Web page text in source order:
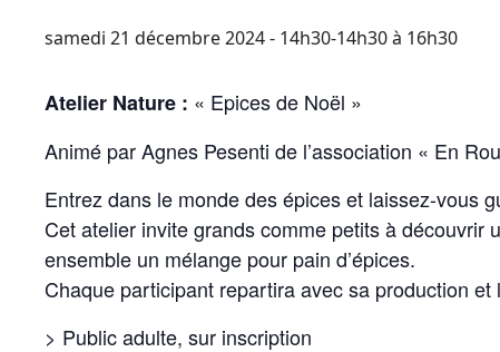
samedi 21 décembre 2024 - 14h30-14h30à 16h30
Atelier Nature : « Epices de Noël »
Animé par Agnes Pesenti de l’association « En
Entrez dans le monde des épices et laissez-vous
Cet atelier invite grands comme petits à découvrir
ensemble un mélange pour pain d’épices.
Chaque participant repartira avec sa production et
> Public adulte, sur inscription